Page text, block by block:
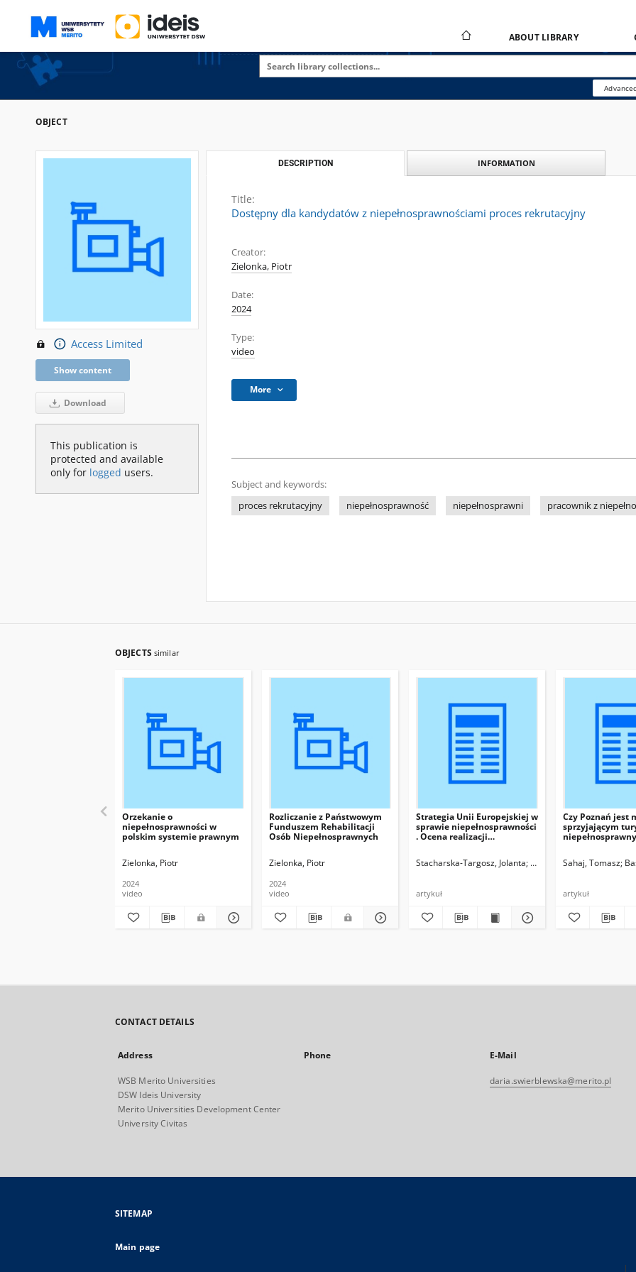
ABOUT LIBRARY
OBJECT
Access Limited
Show content
Download
This publication is
protected and available
only for logged users.
DESCRIPTION INFORMATION
Title:
Dostępny dla kandydatów z niepełnosprawnościami proces rekrutacyjny
Creator:
Zielonka, Piotr
Date:
2024
Type:
video
More
Subject and keywords:
proces rekrutacyjny
niepełnosprawność niepełnosprawni pracownik z
OBJECTS similar
Orzekanie o
niepełnosprawności w
polskim systemie prawnym
Zielonka, Piotr
2024
video
Rozliczanie z Państwowym
Funduszem Rehabilitacji
Osób Niepełnosprawnych
Zielonka, Piotr
2024
video
Strategia Unii Europejskiej w
sprawie niepełnosprawności
. Ocena realizacji
banku
Stacharska-Targosz, Jolanta Targosz, Radosław
artykuł
Czy Poznań jest
sprzyjającym
Sahaj, Tomasz
artykuł
CONTACT DETAILS
Address
WSB Merito Universities
DSW Ideis University
Merito Universities Development Center
University Civitas
Phone E-Mail
daria.swierblewska@merito.pl
SITEMAP
Main page